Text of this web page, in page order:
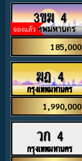
3ขฆ 4
จองแล้ว
185,000
ฆฎ 4
กรุงเทพมหานคร
1,990,000
วก 4
กรุงเทพมหานคร